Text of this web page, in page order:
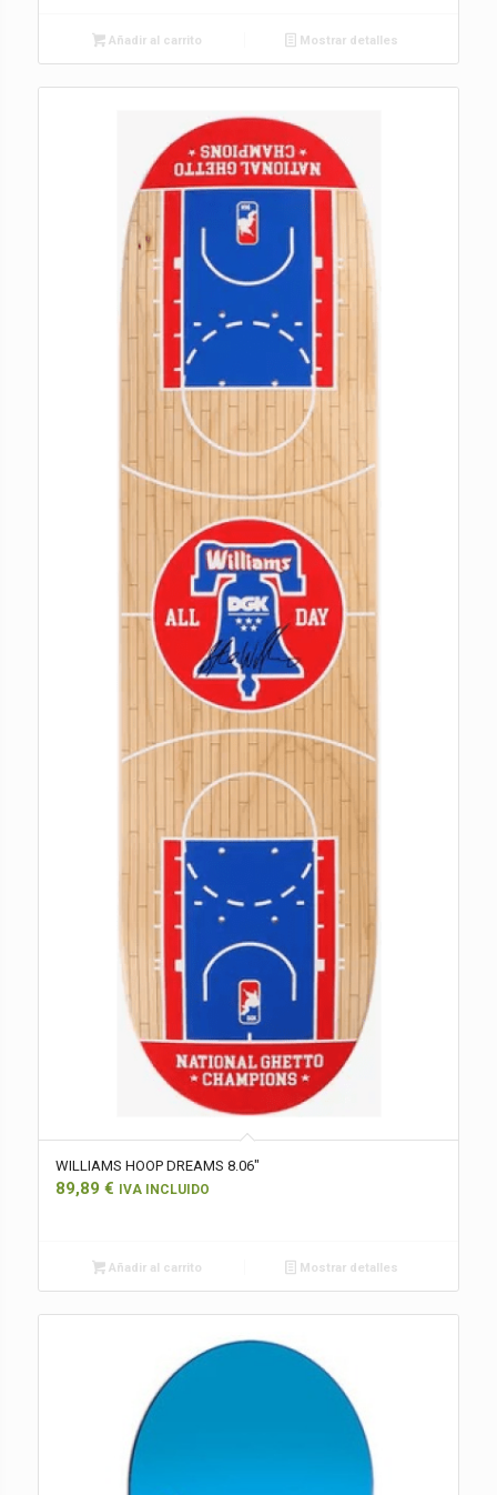
Añadir al carrito Mostrar detalles
WILLIAMS HOOP DREAMS 8.06″
89,89 € IVA INCLUIDO
Añadir al carrito Mostrar detalles